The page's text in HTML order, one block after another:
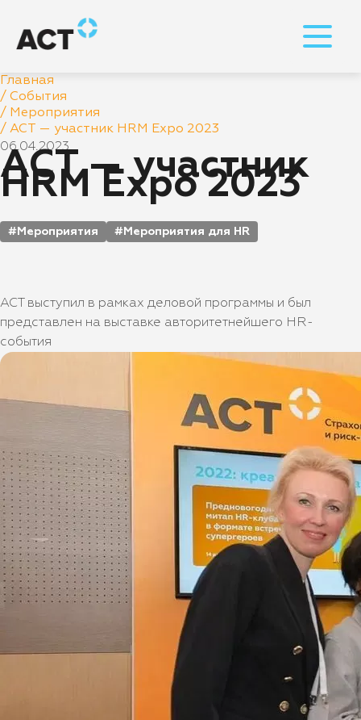
Главная
/ События
/ Мероприятия
/ АСТ — участник HRM Expo 2023
06.04.2023
АСТ — участник
HRM Expo 2023
Мероприятия Мероприятия для HR
АСТ выступил в рамках деловой программы и был
представлен на выставке авторитетнейшего HR-
события